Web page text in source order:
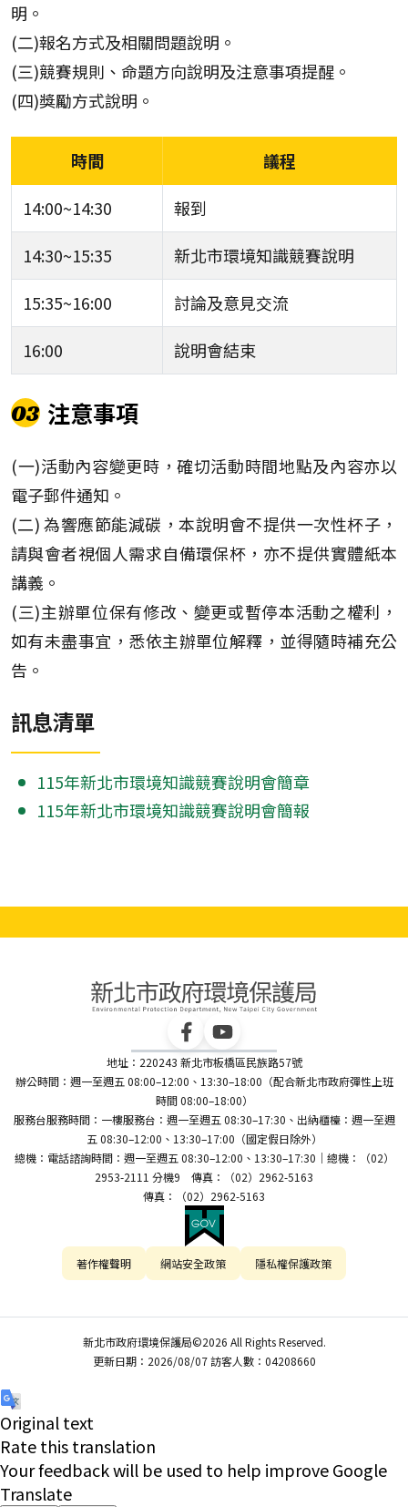
明。
(二)報名方式及相關問題說明。
(三)競賽規則、命題方向說明及注意事項提醒。
(四)獎勵方式說明。
時間
議程
14:00~14:30
報到
14:30~15:35
新北市環境知識競賽說明
15:35~16:00
討論及意見交流
16:00
說明會結束
03 注意事項
(一)活動內容變更時，確切活動時間地點及內容亦以
電子郵件通知。
(二) 為響應節能減碳，本說明會不提供一次性杯子，
請與會者視個人需求自備環保杯，亦不提供實體紙本
講義。
(三)主辦單位保有修改、變更或暫停本活動之權利，
如有未盡事宜，悉依主辦單位解釋，並得隨時補充公
告。
訊息清單
115年新北市環境知識競賽說明會簡章
115年新北市環境知識競賽說明會簡報
地址：220243 新北市板橋區民族路57號
辦公時間：週一至週五 08:00–12:00、13:30–18:00（配合新北市政府彈性上班
時間 08:00–18:00）
服務台服務時間：一樓服務台：週一至週五 08:30–17:30、出納櫃檯：週一至週
五 08:30–12:00、13:30–17:00（國定假日除外）
總機：電話諮詢時間：週一至週五 08:30–12:00、13:30–17:30｜總機：（02）
2953-2111 分機9 傳真：（02）2962-5163
傳真：（02）2962-5163
著作權聲明 網站安全政策 隱私權保護政策
新北市政府環境保護局©2026 All Rights Reserved.
更新日期：2026/08/07 訪客人數：04208660
Original text
Rate this translation
Your feedback will be used to help improve Google
Translate